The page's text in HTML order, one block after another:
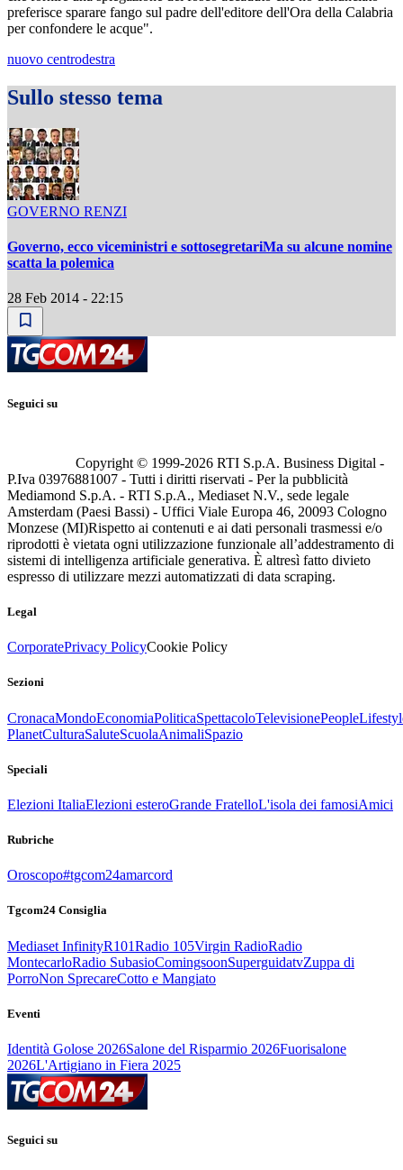
preferisce sparare fango sul padre dell'editore dell'Ora della Calabria
per confondere le acque".
nuovo centrodestra
Sullo stesso tema
GOVERNO RENZI
Governo, ecco viceministri e sottosegretariMa su alcune nomine
scatta la polemica
28 Feb 2014 - 22:15
Seguici su
Copyright © 1999-2026 RTI S.p.A. Business Digital -
P.Iva 03976881007 - Tutti i diritti riservati - Per la pubblicità
Mediamond S.p.A. - RTI S.p.A., Mediaset N.V., sede legale
Amsterdam (Paesi Bassi) - Uffici Viale Europa 46, 20093 Cologno
Monzese (MI)Rispetto ai contenuti e ai dati personali trasmessi e/o
riprodotti è vietata ogni utilizzazione funzionale all’addestramento di
sistemi di intelligenza artificiale generativa. È altresì fatto divieto
espresso di utilizzare mezzi automatizzati di data scraping.
Legal
CorporatePrivacy PolicyCookie Policy
Sezioni
CronacaMondoEconomiaPoliticaSpettacoloTelevisionePeople
PlanetCulturaSaluteScuolaAnimaliSpazio
Speciali
Elezioni ItaliaElezioni esteroGrande FratelloL'isola dei famosiAmici
Rubriche
Oroscopo#tgcom24amarcord
Tgcom24 Consiglia
Mediaset InfinityR101Radio 105Virgin RadioRadio
MontecarloRadio SubasioComingsoonSuperguidatvZuppa di
PorroNon SprecareCotto e Mangiato
Eventi
Identità Golose 2026Salone del Risparmio 2026Fuorisalone
2026L'Artigiano in Fiera 2025
Seguici su